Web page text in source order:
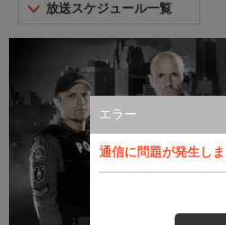
エラー
通信に問題が発生し
放送スケジュール一覧